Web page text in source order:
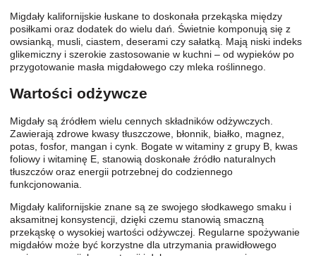
Migdały kalifornijskie łuskane to doskonała przekąska między
posiłkami oraz dodatek do wielu dań. Świetnie komponują się z
owsianką, musli, ciastem, deserami czy sałatką. Mają niski indeks
glikemiczny i szerokie zastosowanie w kuchni – od wypieków po
przygotowanie masła migdałowego czy mleka roślinnego.
Wartości odżywcze
Migdały są źródłem wielu cennych składników odżywczych.
Zawierają zdrowe kwasy tłuszczowe, błonnik, białko, magnez,
potas, fosfor, mangan i cynk. Bogate w witaminy z grupy B, kwas
foliowy i witaminę E, stanowią doskonałe źródło naturalnych
tłuszczów oraz energii potrzebnej do codziennego
funkcjonowania.
Migdały kalifornijskie znane są ze swojego słodkawego smaku i
aksamitnej konsystencji, dzięki czemu stanowią smaczną
przekąskę o wysokiej wartości odżywczej. Regularne spożywanie
migdałów może być korzystne dla utrzymania prawidłowego